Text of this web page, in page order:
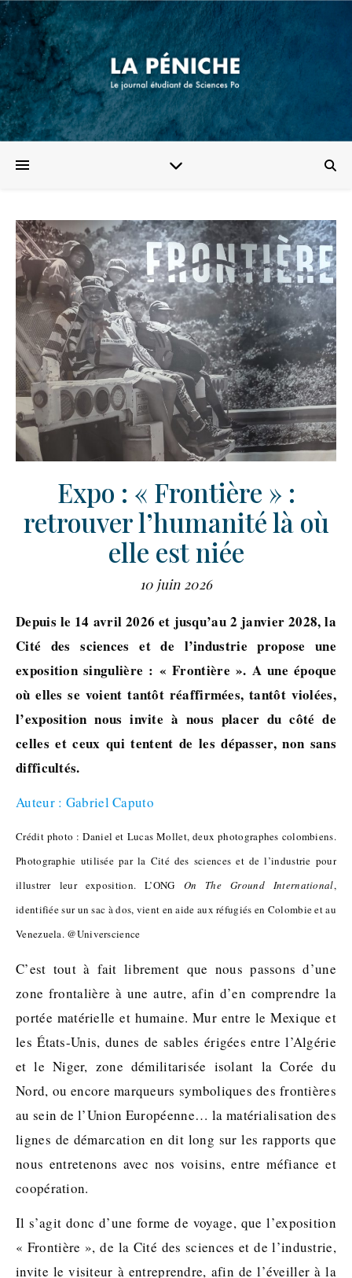
Expo : « Frontière » :
retrouver l’humanité là où
elle est niée
10 juin 2026
Depuis le 14 avril 2026 et jusqu’au 2 janvier 2028, la
Cité des sciences et de l’industrie propose une
exposition singulière : « Frontière ». A une époque
où elles se voient tantôt réaffirmées, tantôt violées,
l’exposition nous invite à nous placer du côté de
celles et ceux qui tentent de les dépasser, non sans
difficultés.
Auteur : Gabriel Caputo
Crédit photo : Daniel et Lucas Mollet, deux photographes colombiens.
Photographie utilisée par la Cité des sciences et de l’industrie pour
illustrer leur exposition. L’ONG On The Ground International,
identifiée sur un sac à dos, vient en aide aux réfugiés en Colombie et au
Venezuela. @Universcience
C’est tout à fait librement que nous passons d’une
zone frontalière à une autre, afin d’en comprendre la
portée matérielle et humaine. Mur entre le Mexique et
les États-Unis, dunes de sables érigées entre l’Algérie
et le Niger, zone démilitarisée isolant la Corée du
Nord, ou encore marqueurs symboliques des frontières
au sein de l’Union Européenne… la matérialisation des
lignes de démarcation en dit long sur les rapports que
nous entretenons avec nos voisins, entre méfiance et
coopération.
Il s’agit donc d’une forme de voyage, que l’exposition
« Frontière », de la Cité des sciences et de l’industrie,
invite le visiteur à entreprendre, afin de l’éveiller à la